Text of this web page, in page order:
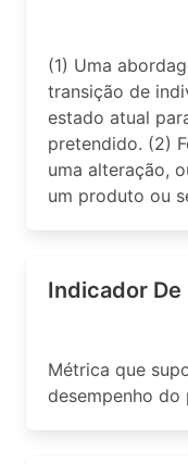
(1) Uma
transição de
estado atual
pretendido. (2)
uma alteração,
um produto ou
Indicador
Métrica que
desempenho do